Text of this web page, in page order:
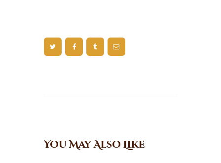
You May Also Like